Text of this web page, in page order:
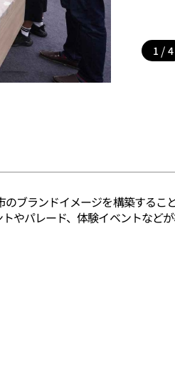
1 / 4
ブランドイメージを構築するこ
やパレード、体験イベントなど